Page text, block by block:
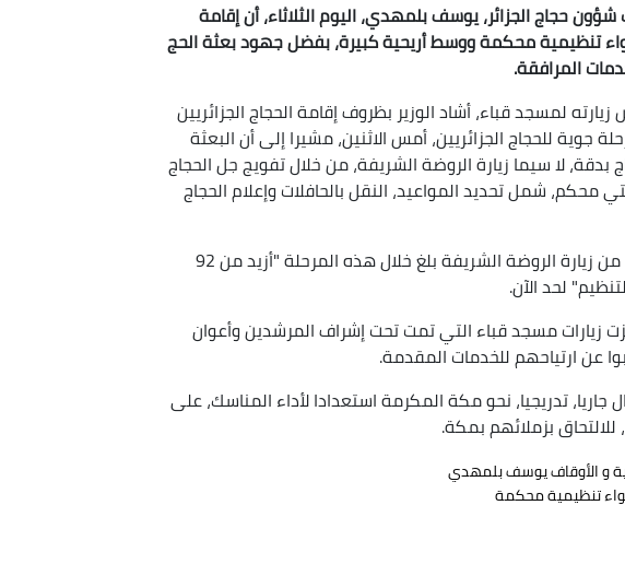
حجاج الجزائر، يوسف بلمهدي، اليوم الثلاثاء، أن إقامة
تنظيمية محكمة ووسط أريحية كبيرة، بفضل جهود بعثة الحج
المرافقة.
لمسجد قباء، أشاد الوزير بظروف إقامة الحجاج الجزائريين
جوية للحجاج الجزائريين، أمس الاثنين، مشيرا إلى أن البعثة
بدقة، لا سيما زيارة الروضة الشريفة، من خلال تفويج جل الحجاج
محكم، شمل تحديد المواعيد، النقل بالحافلات وإعلام الحجاج
وأضاف أن نسبة الحجاج الجزائريين الذين تمكنوا من زيارة الروضة الشريفة بلغ خلال هذه المرحلة "أزيد من 92
لحد الآن.
زيارات مسجد قباء التي تمت تحت إشراف المرشدين وأعوان
عن ارتياحهم للخدمات المقدمة.
تدريجيا، نحو مكة المكرمة استعدادا لأداء المناسك، على
للالتحاق بزملائهم بمكة.
و الأوقاف يوسف بلمهدي
تنظيمية محكمة